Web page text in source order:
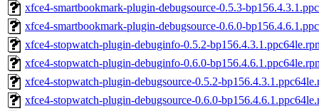
xfce4-smartbookmark-plugin-debugsource-0.5.3-
xfce4-smartbookmark-plugin-debugsource-0.6.0-
xfce4-stopwatch-plugin-debuginfo-0.5.2-
xfce4-stopwatch-plugin-debuginfo-0.6.0-
xfce4-stopwatch-plugin-debugsource-0.5.2-
xfce4-stopwatch-plugin-debugsource-0.6.0-